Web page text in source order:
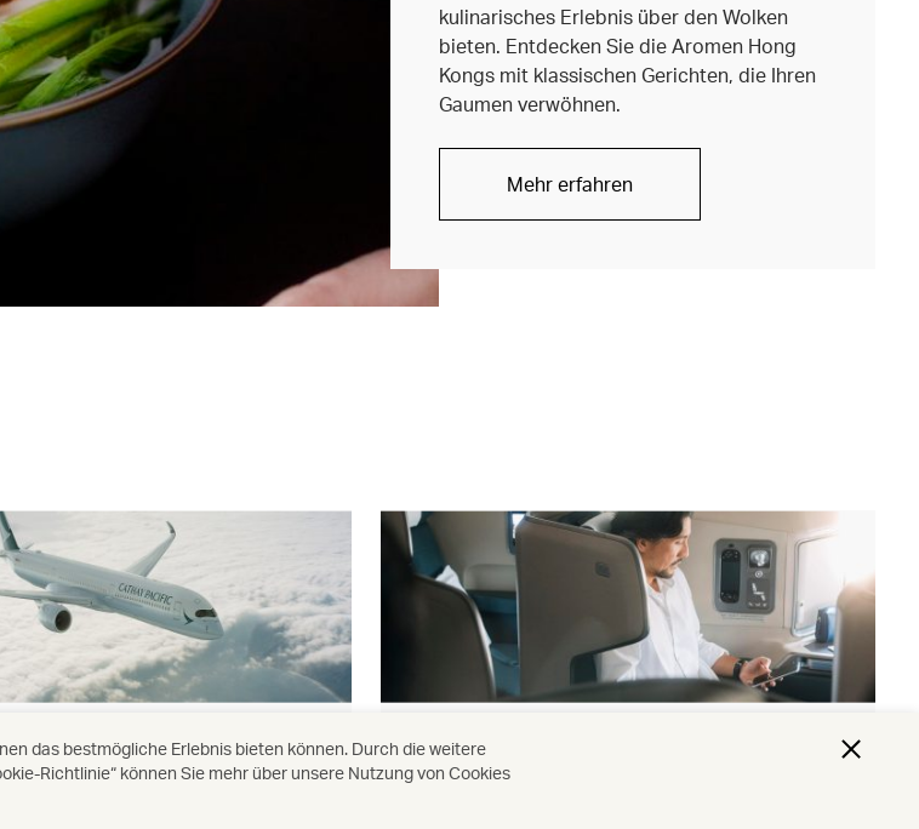
kulinarisches Erlebnis über den Wolken
bieten. Entdecken Sie die Aromen Hong
Kongs mit klassischen Gerichten, die Ihren
Gaumen verwöhnen.
Mehr erfahren
und Flotte Reiseklassen
Mehr entdecken
das bestmögliche Erlebnis bieten können. Durch die weitere
Richtlinie“ können Sie mehr über unsere Nutzung von Cookies